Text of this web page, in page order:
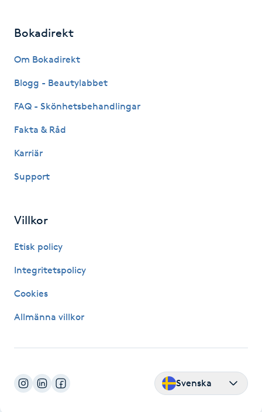
Käkledsbehandling
Lashlift Keratin
LED-ljusterapi
LPG
LPG-behandling
LPG-massage
Lymfmassage
Bokadirekt
Om Bokadirekt
Blogg - Beautylabbet
FAQ - Skönhetsbehandlingar
Fakta & Råd
Karriär
Support
Villkor
Etisk policy
Integritetspolicy
Cookies
Allmänna villkor
Svenska